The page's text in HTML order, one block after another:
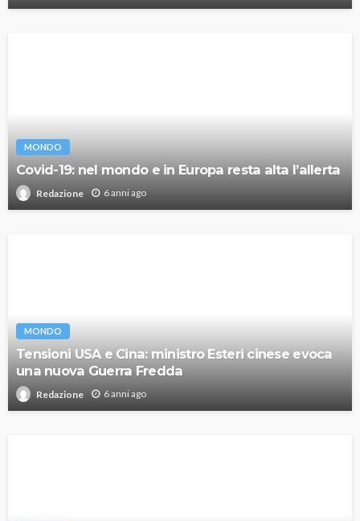
MONDO
Covid-19: nel mondo e in Europa resta alta l’allerta
Redazione 6 anni ago
MONDO
Tensioni USA e Cina: ministro Esteri cinese evoca
una nuova Guerra Fredda
Redazione 6 anni ago